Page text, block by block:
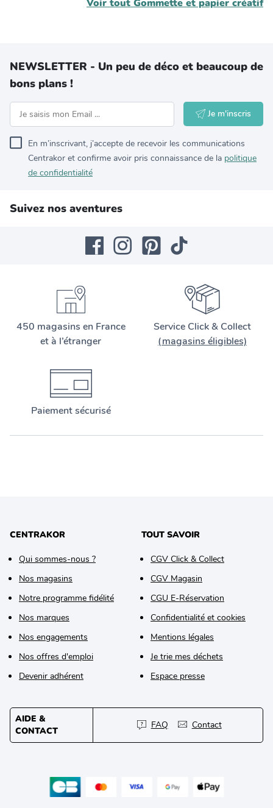
Voir tout Gommette et papier créatif
NEWSLETTER - Un peu de déco et beaucoup de
bons plans !
Je m'inscris
En m’inscrivant, j’accepte de recevoir les communications
Centrakor et confirme avoir pris connaissance de la politique
de confidentialité
Suivez nos aventures
450 magasins en France
et à l’étranger
Service Click & Collect
(magasins éligibles)
Paiement sécurisé
CENTRAKOR
Qui sommes-nous ?
Nos magasins
Notre programme fidélité
Nos marques
Nos engagements
Nos offres d'emploi
Devenir adhérent
TOUT SAVOIR
CGV Click & Collect
CGV Magasin
CGU E-Réservation
Confidentialité et cookies
Mentions légales
Je trie mes déchets
Espace presse
AIDE &
CONTACT
FAQ Contact